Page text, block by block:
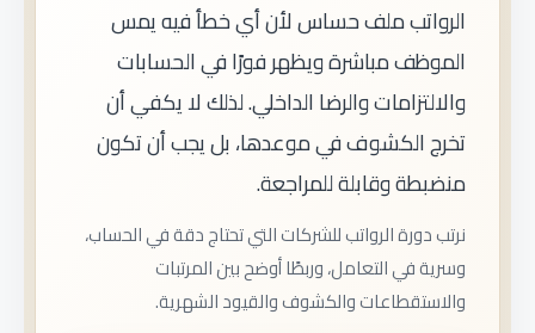
الرواتب ملف حساس لأن أي خطأ فيه يمس
الموظف مباشرة ويظهر فورًا في الحسابات
والالتزامات والرضا الداخلي. لذلك لا يكفي أن
تخرج الكشوف في موعدها، بل يجب أن تكون
منضبطة وقابلة للمراجعة.
نرتب دورة الرواتب للشركات التي تحتاج دقة في الحساب،
وسرية في التعامل، وربطًا أوضح بين المرتبات
والاستقطاعات والكشوف والقيود الشهرية.